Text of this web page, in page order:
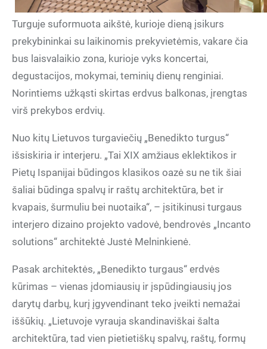
Turguje suformuota aikštė, kurioje dieną įsikurs
prekybininkai su laikinomis prekyvietėmis, vakare čia
bus laisvalaikio zona, kurioje vyks koncertai,
degustacijos, mokymai, teminių dienų renginiai.
Norintiems užkąsti skirtas erdvus balkonas, įrengtas
virš prekybos erdvių.
Nuo kitų Lietuvos turgaviečių „Benedikto turgus“
išsiskiria ir interjeru. „Tai XIX amžiaus eklektikos ir
Pietų Ispanijai būdingos klasikos oazė su ne tik šiai
šaliai būdinga spalvų ir raštų architektūra, bet ir
kvapais, šurmuliu bei nuotaika“, – įsitikinusi turgaus
interjero dizaino projekto vadovė, bendrovės „Incanto
solutions“ architektė Justė Melninkienė.
Pasak architektės, „Benedikto turgaus“ erdvės
kūrimas – vienas įdomiausių ir įspūdingiausių jos
darytų darbų, kurį įgyvendinant teko įveikti nemažai
iššūkių. „Lietuvoje vyrauja skandinaviškai šalta
architektūra, tad vien pietietiškų spalvų, raštų, formų